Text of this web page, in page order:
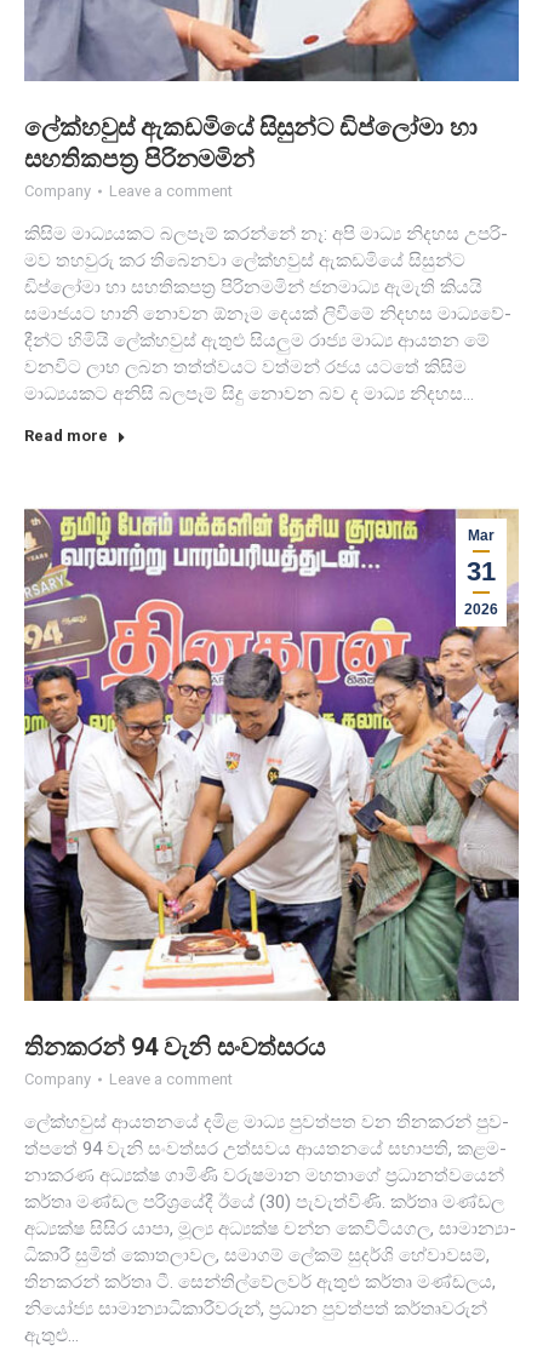
ලේක්හ­වුස් ඇක­ඩ­මියේ සිසුන්ට ඩිප්ලෝමා හා
සහ­ති­ක­පත්‍ර පිරි­න­ම­මින්
Company Leave a comment
කිසිම මාධ්‍ය­ය­කට බල­පෑම් කරන්නේ නෑ: අපි මාධ්‍ය නිද­හස උප­රි­
මව තහ­වුරු කර තිබෙ­නවා ලේක්හ­වුස් ඇක­ඩ­මියේ සිසුන්ට
ඩිප්ලෝමා හා සහ­ති­ක­පත්‍ර පිරි­න­ම­මින් ජන­මාධ්‍ය ඇමැති කියයි
සමා­ජ­යට හානි නොවන ඕනෑම දෙයක් ලිවීමේ නිද­හස මාධ්‍ය­වේ­
දීන්ට හිමියි ලේක්හ­වුස් ඇතුළු සිය­ලුම රාජ්‍ය මාධ්‍ය ආය­තන මේ
වන­විට ලාභ ලබන තත්ත්ව­යට වත්මන් රජය යටතේ කිසිම
මාධ්‍ය­ය­කට අනිසි බල­පෑම් සිදු නොවන බව ද මාධ්‍ය නිද­හස…
Read more
Mar
31
2026
තින­ක­රන් 94 වැනි සංව­ත්සරය
Company Leave a comment
ලේක්හ­වුස් ආය­ත­නයේ දමිළ මාධ්‍ය පුව­ත්පත වන තින­ක­රන් පුව­
ත්පතේ 94 වැනි සංව­ත්සර උත්ස­වය ආය­ත­නයේ සභා­පති, කළ­ම­
නා­ක­රණ අධ්‍යක්ෂ ගාමිණි වරු­ෂ­මාන මහ­තාගේ ප්‍රධා­න­ත්ව­යෙන්
කර්තෘ මණ්ඩල පරි­ශ්‍ර­යේදී ඊයේ (30) පැවැ­ත්විණි. කර්තෘ මණ්ඩල
අධ්‍යක්ෂ සිසිර යාපා, මූල්‍ය අධ්‍යක්ෂ චන්න කෙවි­ටි­ය­ගල, සාමා­න්‍යා­
ධි­කාරී සුමිත් කොත­ලා­වල, සමා­ගම් ලේකම් සුදර්ශි හේවා­ව­සම්,
තින­ක­රන් කර්තෘ ටී. සෙන්ති­ල්වේ­ල­වර් ඇතුළු කර්තෘ මණ්ඩ­ලය,
නියෝජ්‍ය සාමා­න්‍යා­ධි­කා­රී­ව­රුන්, ප්‍රධාන පුව­ත්පත් කර්තෘ­ව­රුන්
ඇතුළු…